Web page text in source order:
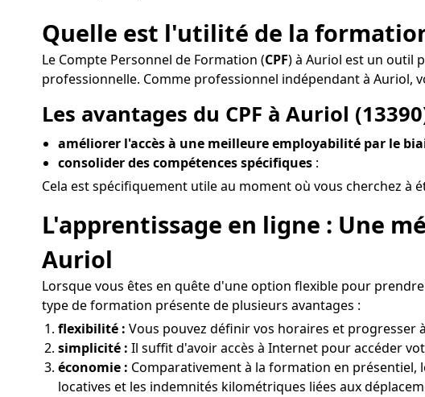
Quelle est l'utilité de la
Le Compte Personnel de Formation (CPF) à Auriol est un outil
professionnelle. Comme professionnel indépendant à
Les avantages du CPF à Auriol
améliorer l'accès à une meilleure employabilité par le
consolider des compétences spécifiques :
Cela est spécifiquement utile au moment où vous cherchez
L'apprentissage en ligne : Une
Auriol
Lorsque vous êtes en quête d'une option flexible pour
type de formation présente de plusieurs avantages :
flexibilité : Vous pouvez définir vos horaires et progresser
simplicité : Il suffit d'avoir accès à Internet pour accéder
économie : Comparativement à la formation en présentiel,
locatives et les indemnités kilométriques liées aux